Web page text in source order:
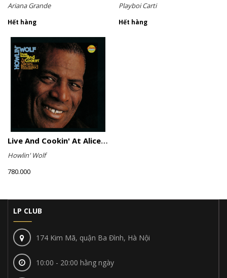
Ariana Grande
Hết hàng
Playboi Carti
Hết hàng
Live And Cookin' At Alice's Revisited
Howlin' Wolf
780.000
LP CLUB
174 Kim Mã, quận Ba Đình, Hà Nội
10:00 - 20:00 hằng ngày